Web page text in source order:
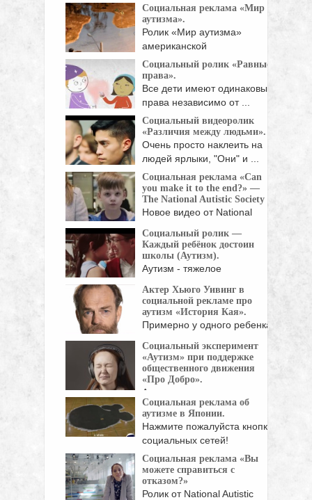
соответствии с ...
Социальная реклама «Мир
аутизма».
Ролик «Мир аутизма»
американской
благотворительной
организации Autism ...
Социальный ролик «Равные
права».
Все дети имеют одинаковые
права независимо от ...
Социальный видеоролик
«Различия между людьми».
Очень просто наклеить на
людей ярлыки, "Они" и ...
Социальная реклама «Can
you make it to the end?» —
The National Autistic Society
Новое видео от National
...
Социальный ролик —
Каждый ребёнок достоин
школы (Аутизм).
Аутизм - тяжелое
развития, при ...
Актер Хьюго Уивинг в
социальной рекламе про
аутизм «История Кая».
Примерно у одного ребенка
Социальный эксперимент
«Аутизм» при поддержке
общественного движения
«Про Добро».
Аутизм - это нарушение
коммуникативных функций
невыясненной ...
Социальная реклама об
аутизме в Японии.
Нажмите пожалуйста кнопки
социальных сетей!
Социальная реклама «Вы
можете справиться с
отказом?»
Ролик от National Autistic